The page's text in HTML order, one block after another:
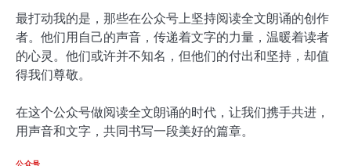
最打动我的是，那些在公众号上坚持阅读全文朗诵的创作
者。他们用自己的声音，传递着文字的力量，温暖着读者
的心灵。他们或许并不知名，但他们的付出和坚持，却值
得我们尊敬。
在这个公众号做阅读全文朗诵的时代，让我们携手共进，
用声音和文字，共同书写一段美好的篇章。